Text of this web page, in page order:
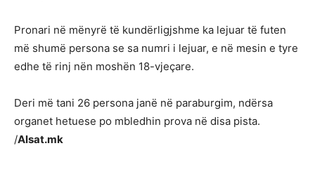
Pronari në mënyrë të kundërligjshme ka lejuar të futen
më shumë persona se sa numri i lejuar, e në mesin e tyre
edhe të rinj nën moshën 18-vjeçare.
Deri më tani 26 persona janë në paraburgim, ndërsa
organet hetuese po mbledhin prova në disa pista.
/Alsat.mk